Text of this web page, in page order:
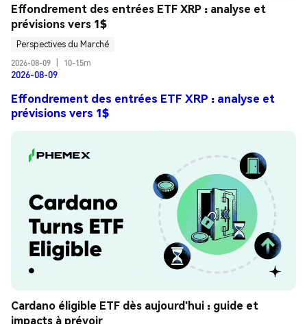
Effondrement des entrées ETF XRP : analyse et
prévisions vers 1$
Perspectives du Marché
2026-08-09
10-15m
2026-08-09
Effondrement des entrées ETF XRP : analyse et
prévisions vers 1$
Cardano éligible ETF dès aujourd'hui : guide et
impacts à prévoir